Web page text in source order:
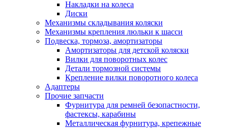
Накладки на колеса
Диски
Механизмы складывания коляски
Механизмы крепления люльки к шасси
Подвеска, тормоза, амортизаторы
Амортизаторы для детской коляски
Вилки для поворотных колес
Детали тормозной системы
Крепление вилки поворотного колеса
Адаптеры
Прочие запчасти
Фурнитура для ремней безопастности,
фастексы, карабины
Металлическая фурнитура, крепежные